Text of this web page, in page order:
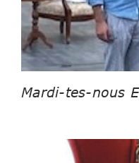
Mardi-tes-nous